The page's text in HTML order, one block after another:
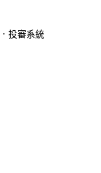
．投審系統